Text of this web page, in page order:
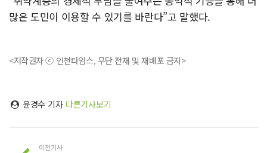
많은 도민이 이용할 수 있기를 바란다”고 말했다.
<저작권자 ⓒ 인천타임스, 무단 전재 및 재배포 금지>
윤경수 기자 다른기사보기
이전기사